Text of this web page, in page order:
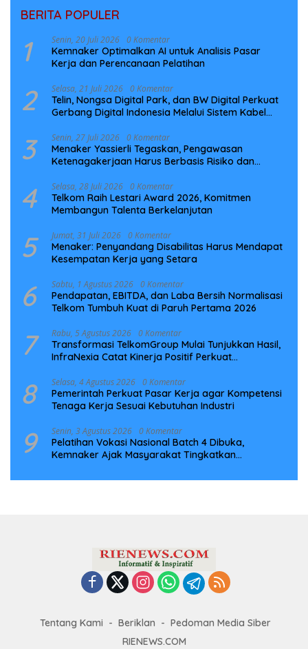
BERITA POPULER
1 Senin, 20 Juli 2026 0 Komentar
Kemnaker Optimalkan AI untuk Analisis Pasar
Kerja dan Perencanaan Pelatihan
2 Selasa, 21 Juli 2026 0 Komentar
Telin, Nongsa Digital Park, dan BW Digital Perkuat
Gerbang Digital Indonesia Melalui Sistem Kabel
3 Senin, 27 Juli 2026 0 Komentar
Menaker Yassierli Tegaskan, Pengawasan
Ketenagakerjaan Harus Berbasis Risiko dan
4 Selasa, 28 Juli 2026 0 Komentar
Telkom Raih Lestari Award 2026, Komitmen
Membangun Talenta Berkelanjutan
5 Jumat, 31 Juli 2026 0 Komentar
Menaker: Penyandang Disabilitas Harus Mendapat
Kesempatan Kerja yang Setara
6 Sabtu, 1 Agustus 2026 0 Komentar
Pendapatan, EBITDA, dan Laba Bersih Normalisasi
Telkom Tumbuh Kuat di Paruh Pertama 2026
7 Rabu, 5 Agustus 2026 0 Komentar
Transformasi TelkomGroup Mulai Tunjukkan Hasil,
InfraNexia Catat Kinerja Positif Perkuat
8 Selasa, 4 Agustus 2026 0 Komentar
Pemerintah Perkuat Pasar Kerja agar Kompetensi
Tenaga Kerja Sesuai Kebutuhan Industri
9 Senin, 3 Agustus 2026 0 Komentar
Pelatihan Vokasi Nasional Batch 4 Dibuka,
Kemnaker Ajak Masyarakat Tingkatkan
Tentang Kami Beriklan
Pedoman Media Siber
RIENEWS.COM